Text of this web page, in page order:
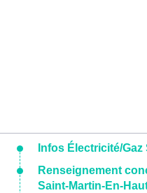
Infos Électricité/
Renseignement
Saint-Martin-En-